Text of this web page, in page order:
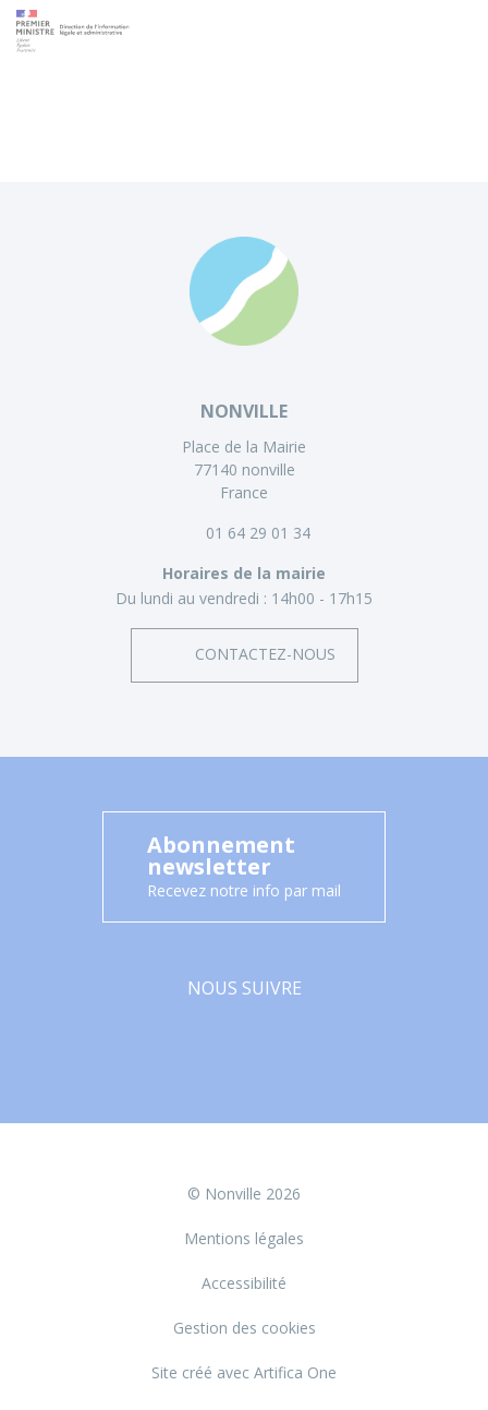
NONVILLE
Place de la Mairie
77140 nonville
France
01 64 29 01 34
Horaires de la mairie
Du lundi au vendredi : 14h00 - 17h15
CONTACTEZ-NOUS
Abonnement
newsletter
Recevez notre info par mail
NOUS SUIVRE
© Nonville 2026
Mentions légales
Accessibilité
Gestion des cookies
Site créé avec Artifica One